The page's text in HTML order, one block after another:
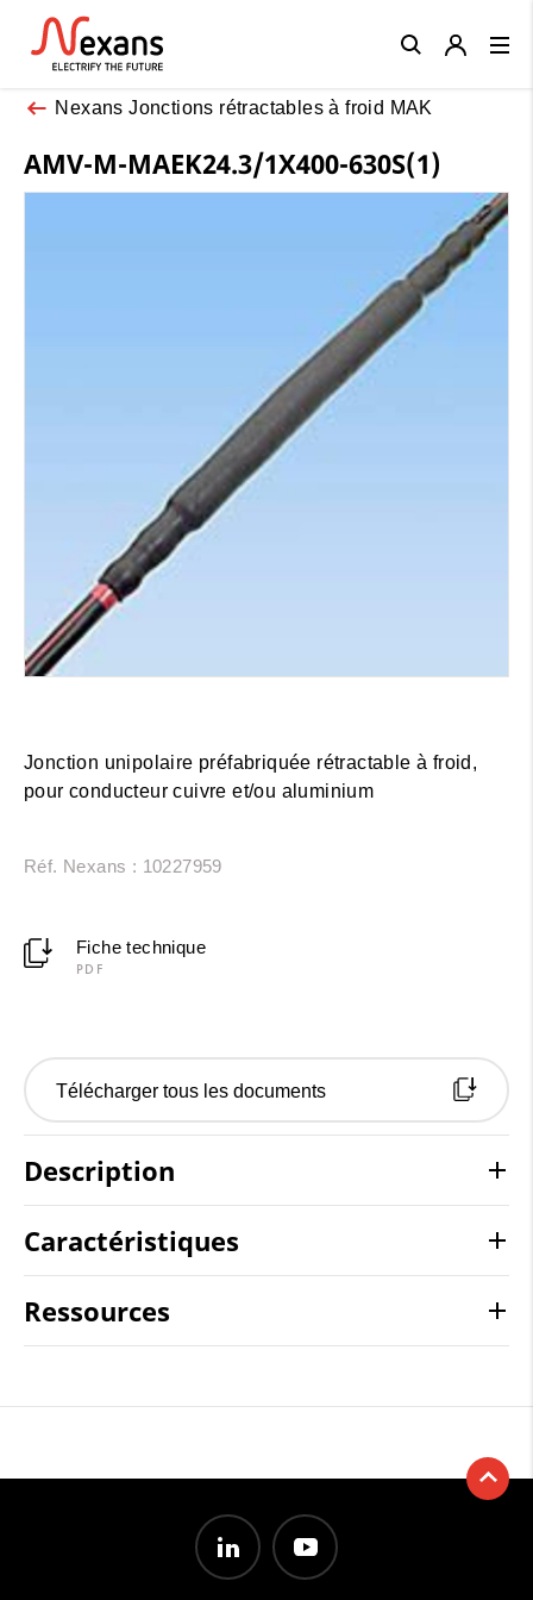
Nexans Jonctions rétractables à froid MAK
AMV-M-MAEK24.3/1X400-630S(1)
Jonction unipolaire préfabriquée rétractable à froid,
pour conducteur cuivre et/ou aluminium
Réf. Nexans : 10227959
Fiche technique
PDF
Télécharger tous les documents
Description
Caractéristiques
Ressources
Close